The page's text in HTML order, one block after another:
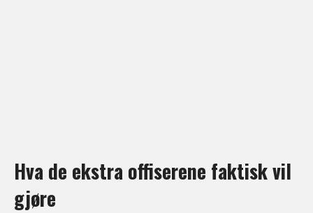
Hva de ekstra offiserene faktisk vil
gjøre